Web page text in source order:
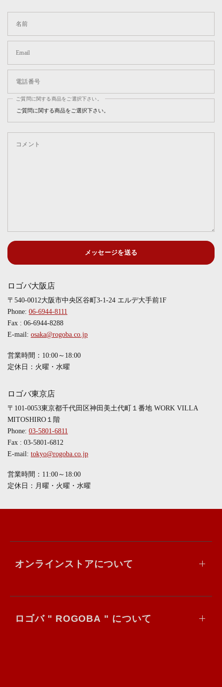
名前
Email
電話番号
ご質問に関する商品をご選択下さい。
コメント
メッセージを送る
ロゴバ大阪店
〒540-0012大阪市中央区谷町3-1-24 エルデ大手前1F
Phone:06-6944-8111
Fax : 06-6944-8288
E-mail:osaka@rogoba.co.jp
営業時間：10:00～18:00
定休日：火曜・水曜
ロゴバ東京店
〒101-0053東京都千代田区神田美土代町１番地 WORK VILLA
MITOSHIRO１階
Phone:03-5801-6811
Fax : 03-5801-6812
E-mail:tokyo@rogoba.co.jp
営業時間：11:00～18:00
定休日：月曜・火曜・水曜
オンラインストアについて
ロゴバ " ROGOBA " について